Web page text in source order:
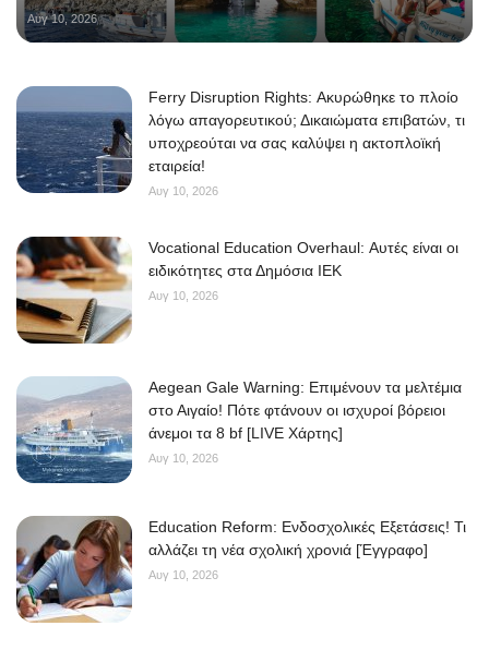
Αυγ 10, 2026
Ferry Disruption Rights: Ακυρώθηκε το πλοίο
λόγω απαγορευτικού; Δικαιώματα επιβατών, τι
υποχρεούται να σας καλύψει η ακτοπλοϊκή
εταιρεία!
Αυγ 10, 2026
Vocational Education Overhaul: Αυτές είναι οι
ειδικότητες στα Δημόσια ΙΕΚ
Αυγ 10, 2026
Aegean Gale Warning: Επιμένουν τα μελτέμια
στο Αιγαίο! Πότε φτάνουν οι ισχυροί βόρειοι
άνεμοι τα 8 bf [LIVE Χάρτης]
Αυγ 10, 2026
Education Reform: Ενδοσχολικές Εξετάσεις! Τι
αλλάζει τη νέα σχολική χρονιά [Έγγραφο]
Αυγ 10, 2026